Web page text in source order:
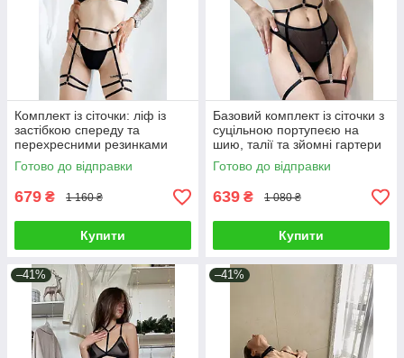
Комплект із сіточки: ліф із
застібкою спереду та
перехресними резинками
ззаду, трусики та пояс
портупея із гартерами
Готово до відправки
679 ₴ 1 160 ₴
Купити
Базовий комплект із сіточки з
суцільною портупеєю на
шию, талії та зйомні гартери
на ніжки
Готово до відправки
639 ₴ 1 080 ₴
Купити
–41% –41%